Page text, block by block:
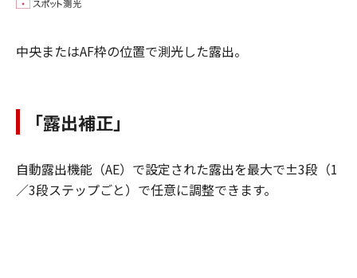
中央またはAF枠の位置で測光した露出。
「露出補正」
自動露出機能（AE）で設定された露出を最大で±3段（1
／3段ステップごと）で任意に調整できます。